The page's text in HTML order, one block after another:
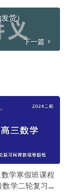
货）
下一篇
数学寒假班课程
数学二轮复习寒